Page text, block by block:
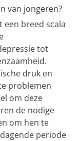
van jongeren?
een breed scala
tot
druk en
problemen
om deze
de nodige
om hen te
periode